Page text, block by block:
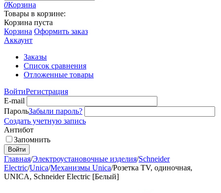
0Корзина
Товары в корзине:
Корзина пуста
Корзина Оформить заказ
Аккаунт
Заказы
Список сравнения
Отложенные товары
ВойтиРегистрация
E-mail
ПарольЗабыли пароль?
Создать учетную запись
Антибот
Запомнить
Войти
Главная/Электроустановочные изделия/Schneider
Electric/Unica/Механизмы Unica/Розетка TV, одиночная,
UNICA, Schneider Electric [Белый]